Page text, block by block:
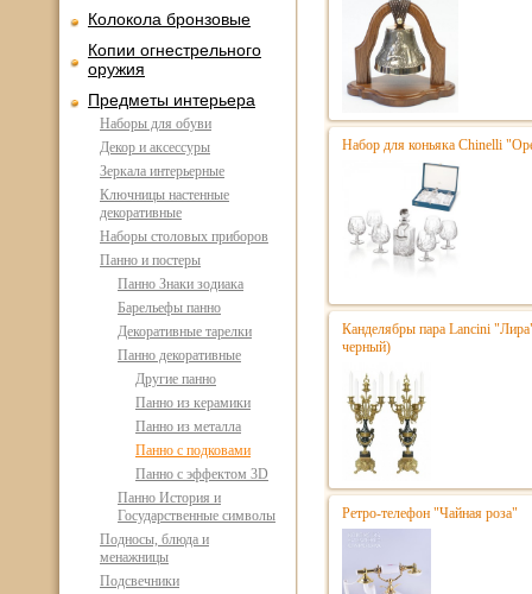
Колокола бронзовые
Копии огнестрельного
оружия
Предметы интерьера
Наборы для обуви
Декор и аксессуры
Зеркала интерьерные
Ключницы настенные
декоративные
Наборы столовых приборов
Панно и постеры
Панно Знаки зодиака
Барельефы панно
Декоративные тарелки
Панно декоративные
Другие панно
Панно из керамики
Панно из металла
Панно с подковами
Панно с эффектом 3D
Панно История и
Государственные символы
Подносы, блюда и
менажницы
Подсвечники
Набор для коньяка Chinelli
Канделябры пара Lancini
черный)
Ретро-телефон "Чайная роза"